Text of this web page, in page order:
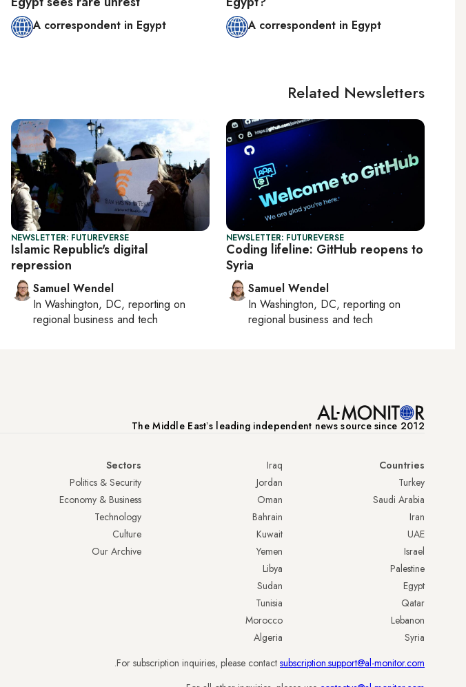
A correspondent in Egypt
A correspondent in Egypt
Related Newsletters
NEWSLETTER: FUTUREVERSE
Coding lifeline: GitHub reopens to
Syria
Samuel Wendel
In Washington, DC, reporting on
regional business and tech
NEWSLETTER: FUTUREVERSE
Islamic Republic's digital
repression
Samuel Wendel
In Washington, DC, reporting on
regional business and tech
The Middle Eastʼs leading independent news source since 2012
Countries
Turkey
Saudi Arabia
Iran
UAE
Israel
Palestine
Egypt
Qatar
Lebanon
Syria
Iraq
Jordan
Oman
Bahrain
Kuwait
Yemen
Libya
Sudan
Tunisia
Morocco
Algeria
Sectors
Politics & Security
Economy & Business
Technology
Culture
Our Archive
For subscription inquiries, please contact subscription.support@al-monitor.com
.